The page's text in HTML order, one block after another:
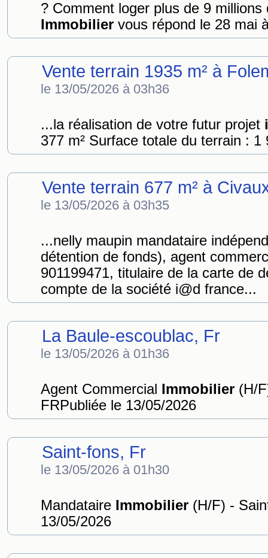
? Comment loger plus de 9
Immobilier vous répond le 28 mai
Vente terrain 1935 m² à
le 13/05/2026 à 03h36
...la réalisation de votre futur projet
377 m² Surface totale du terrain : 1
Vente terrain 677 m² à
le 13/05/2026 à 03h35
...nelly maupin mandataire
détention de fonds), agent
901199471, titulaire de la carte de
compte de la société i@d france...
La Baule-escoublac, Fr
le 13/05/2026 à 01h36
Agent Commercial Immobilier (H/
FRPubliée le 13/05/2026
Saint-fons, Fr
le 13/05/2026 à 01h30
Mandataire Immobilier (H/F) -
13/05/2026